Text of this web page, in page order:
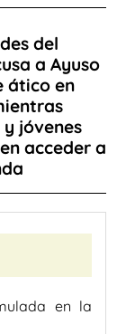
del
a Ayuso
ático en
jóvenes
acceder a
en la